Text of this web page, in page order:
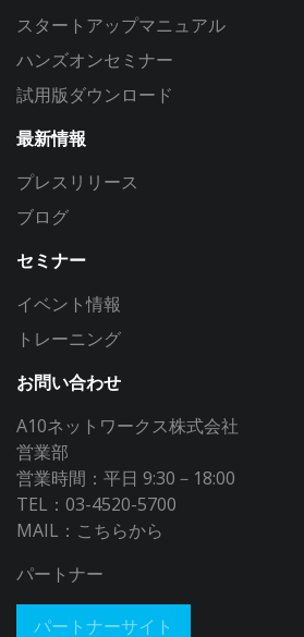
スタートアップマニュアル
ハンズオンセミナー
試用版ダウンロード
最新情報
プレスリリース
ブログ
セミナー
イベント情報
トレーニング
お問い合わせ
A10ネットワークス株式会社
営業部
営業時間：平日 9:30－18:00
TEL：03-4520-5700
MAIL： こちらから
パートナー
パートナーサイト